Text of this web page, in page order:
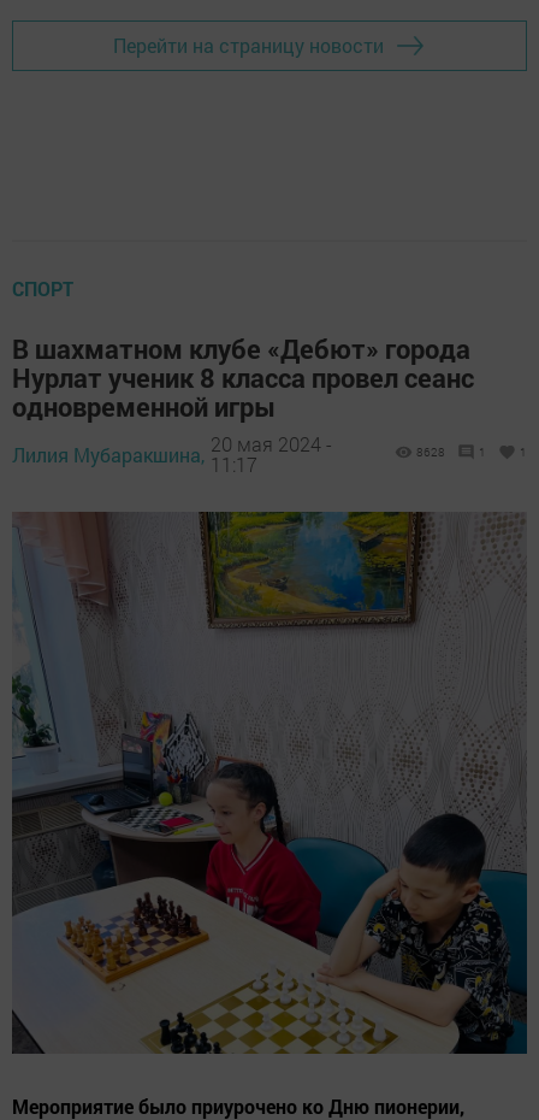
Перейти на страницу новости
СПОРТ
В шахматном клубе «Дебют» города
Нурлат ученик 8 класса провел сеанс
одновременной игры
Лилия Мубаракшина, 20 мая 2024 -
11:17
8628 1 1
Мероприятие было приурочено ко Дню пионерии,